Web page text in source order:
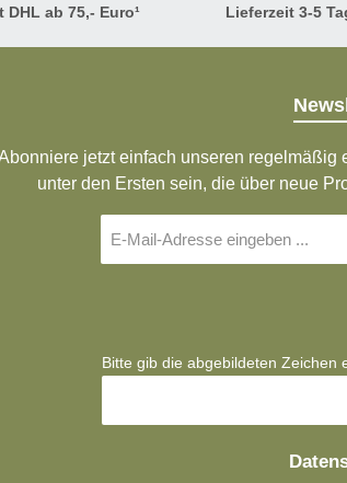
ab 75,- Euro¹ Lieferzeit 3-5
jetzt einfach unseren regelmäßig
unter den Ersten sein, die über neue
Mail-
Bitte gib die abgebildeten Zeichen